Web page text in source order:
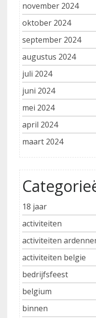
november 2024
oktober 2024
september 2024
augustus 2024
juli 2024
juni 2024
mei 2024
april 2024
maart 2024
18 jaar
activiteiten
activiteiten
activiteiten belgie
bedrijfsfeest
belgium
binnen